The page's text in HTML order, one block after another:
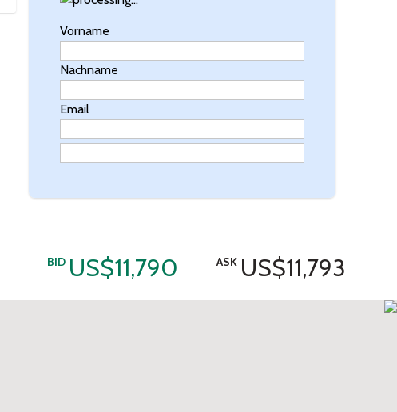
Vorname
Nachname
Email
BID US$11,790 ASK US$11,793